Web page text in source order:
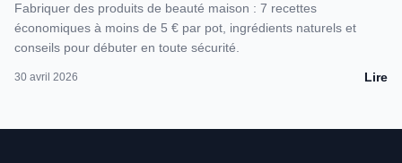
Fabriquer des produits de beauté maison : 7 recettes
économiques à moins de 5 € par pot, ingrédients naturels et
conseils pour débuter en toute sécurité.
30 avril 2026 Lire